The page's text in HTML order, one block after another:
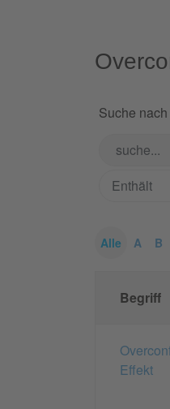
Suche
Alle A B
Begriff
Effekt